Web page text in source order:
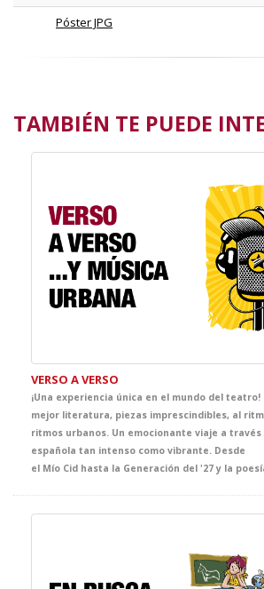
Póster JPG
TAMBIÉN TE PUEDE
VERSO A VERSO
¡Una experiencia única en el mundo del
mejor literatura, piezas imprescindibles, al
ritmos urbanos. Un emocionante viaje a través
española tan intenso como vibrante. Desde